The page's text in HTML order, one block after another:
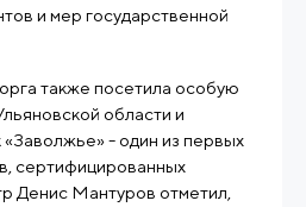
и мер государственной
также посетила особую
области и
- один из первых
сертифицированных
Денис Мантуров отметил,